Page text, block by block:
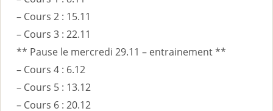
– Cours 2 : 15.11
– Cours 3 : 22.11
** Pause le mercredi 29.11 – entrainement **
– Cours 4 : 6.12
– Cours 5 : 13.12
– Cours 6 : 20.12